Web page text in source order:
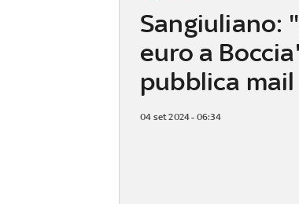
Sangiuliano:
euro a
pubblica
04 set 2024 - 06:34